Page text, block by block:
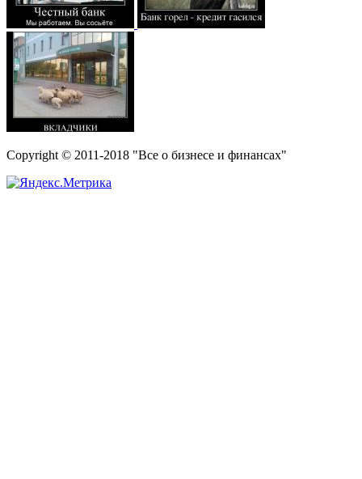
Copyright © 2011-2018 "Все о бизнесе и финансах"